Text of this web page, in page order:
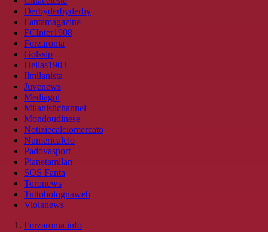
Derbyderbyderby
Fantamagazine
FCInter1908
Forzaroma
Golssip
Hellas1903
Ilmilanista
Juvenews
Mediagol
Milanistichannel
Mondoudinese
Notiziecalciomercato
Numericalcio
Padovasport
Pianetamilan
SOS Fanta
Toronews
Tuttobolognaweb
Violanews
Forzaroma.info